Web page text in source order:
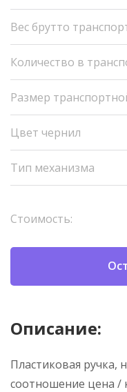
Вес брутто
Количество в
Размер
Цвет чернил
Тип механизма
Стоимость:
Описание:
Пластиковая ручка,
соотношение цена /